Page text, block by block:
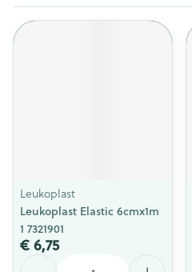
Leukoplast
Leukoplast Elastic 6cmx1m
1 7321901
€ 6,75